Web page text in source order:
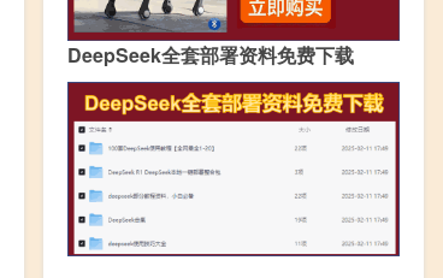
DeepSeek全套部署资料免费下载